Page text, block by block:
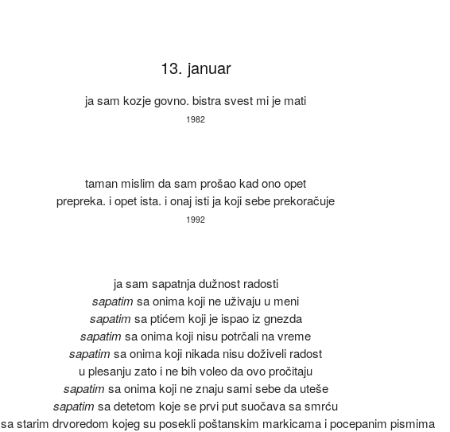
13. januar
ja sam kozje govno. bistra svest mi je mati
1982
taman mislim da sam prošao kad ono opet
prepreka. i opet ista. i onaj isti ja koji sebe prekoračuje
1992
ja sam sapatnja dužnost radosti
sapatim sa onima koji ne uživaju u meni
sapatim sa ptićem koji je ispao iz gnezda
sapatim sa onima koji nisu potrčali na vreme
sapatim sa onima koji nikada nisu doživeli radost
u plesanju zato i ne bih voleo da ovo pročitaju
sapatim sa onima koji ne znaju sami sebe da uteše
sapatim sa detetom koje se prvi put suočava sa smrću
sa starim drvoredom kojeg su posekli poštanskim markicama i pocepanim pismima